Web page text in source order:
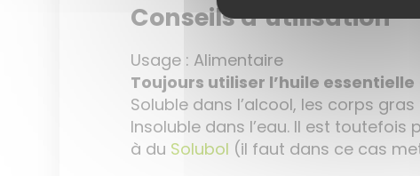
Conseils d’utilisation
Usage : Alimentaire
Toujours utiliser l’huile essentielle
Soluble dans l’alcool, les corps
Insoluble dans l’eau. Il est
à du Solubol (il faut dans ce cas